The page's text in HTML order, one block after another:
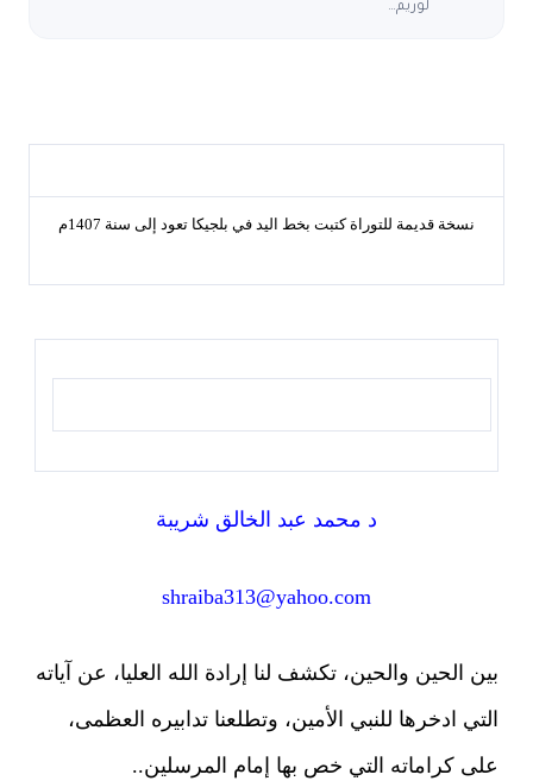
لوريم…
نسخة قديمة للتوراة كتبت بخط اليد في بلجيكا تعود إلى سنة 1407م
د محمد عبد الخالق شريبة
shraiba313@yahoo.com
بين الحين والحين، تكشف لنا إرادة الله العليا، عن آياته
التي ادخرها للنبي الأمين، وتطلعنا تدابيره العظمى،
على كراماته التي خص بها إمام المرسلين..